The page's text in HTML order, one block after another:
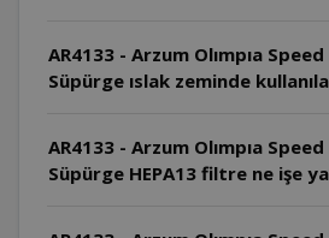
AR4133 - Arzum Olımpıa Speed
Süpürge ıslak zeminde
AR4133 - Arzum Olımpıa Speed
Süpürge HEPA13 filtre ne işe